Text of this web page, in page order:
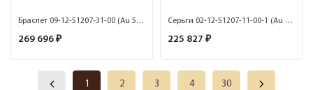
Браслет 09-12-51207-31-00 (Au 585)
269 696 ₽
Серьги 02-12-51207-11-00-1 (Au 585)
225 827 ₽
1 2 3 4 30